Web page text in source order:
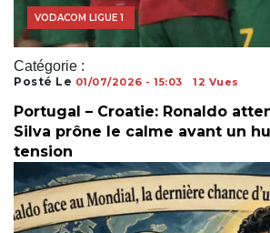
Catégorie :
COUPE DU MONDE
VODACOM LIGUE 1
Posté Le 01/07/2026 - 15:03 12 Vues
Portugal – Croatie: Ronaldo
Silva prône le calme avant un
tension